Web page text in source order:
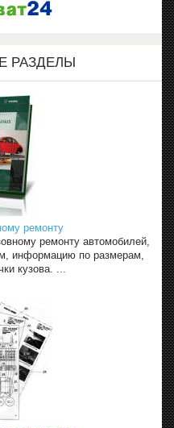
РАЗДЕЛЫ
ремонту
ремонту автомобилей,
информацию по размерам,
кузова. ...